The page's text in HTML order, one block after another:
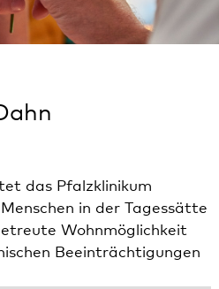
das Pfalzklinikum
in der Tagessätte
Wohnmöglichkeit
Beeinträchtigungen